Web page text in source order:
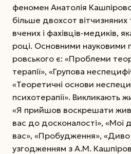
феномен Ана­толія
більше двохсот
вчених і фахівців-медиків,
році. Основними
ровського є: «Проблеми
терапії», «Групова
«Теоретичні основи
психо­терапії». Викликають
«Я прийшов воскрешати
вас до досконалості», «Мої
вас», «Пробудження», «Диво
узгодженням з А.М.